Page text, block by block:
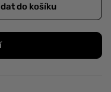
do košíku